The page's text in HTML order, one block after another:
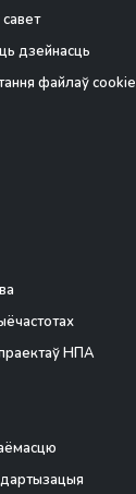
дзейнасць
файлаў cookie
НПА